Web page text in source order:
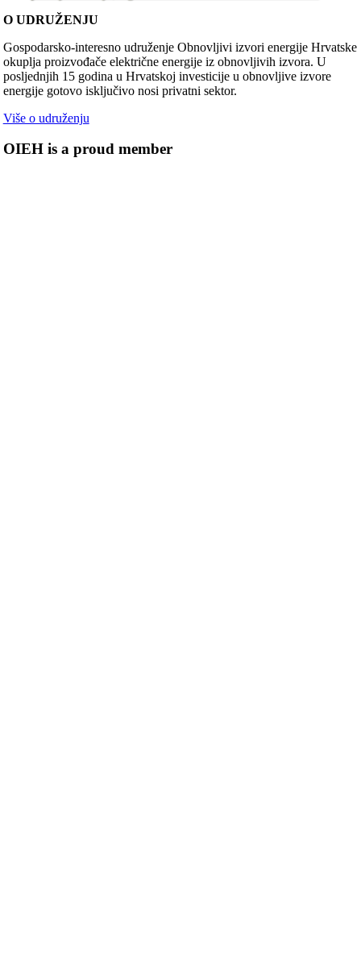
O UDRUŽENJU
Gospodarsko-interesno udruženje Obnovljivi izvori energije Hrvatske
okuplja proizvođače električne energije iz obnovljivih izvora. U
posljednjih 15 godina u Hrvatskoj investicije u obnovljive izvore
energije gotovo isključivo nosi privatni sektor.
Više o udruženju
OIEH is a proud member